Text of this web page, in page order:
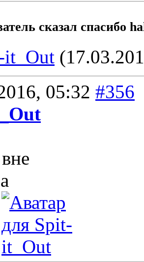
сказал cпасибо
it_Out
05:32 #356